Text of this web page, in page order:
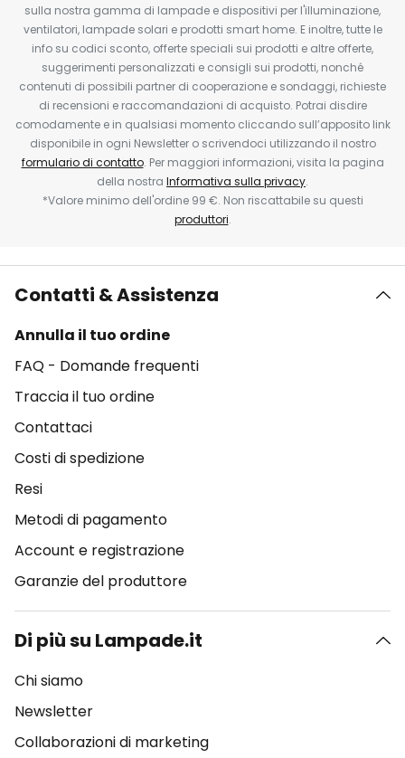
sulla nostra gamma di lampade e dispositivi per l'illuminazione,
ventilatori, lampade solari e prodotti smart home. E inoltre, tutte le
info su codici sconto, offerte speciali sui prodotti e altre offerte,
suggerimenti personalizzati e consigli sui prodotti, nonché
contenuti di possibili partner di cooperazione e sondaggi, richieste
di recensioni e raccomandazioni di acquisto. Potrai disdire
comodamente e in qualsiasi momento cliccando sull’apposito link
disponibile in ogni Newsletter o scrivendoci utilizzando il nostro
formulario di contatto. Per maggiori informazioni, visita la pagina
della nostra Informativa sulla privacy.
*Valore minimo dell'ordine 99 €. Non riscattabile su questi
produttori.
Contatti & Assistenza
Annulla il tuo ordine
FAQ - Domande frequenti
Traccia il tuo ordine
Contattaci
Costi di spedizione
Resi
Metodi di pagamento
Account e registrazione
Garanzie del produttore
Di più su Lampade.it
Chi siamo
Newsletter
Collaborazioni di marketing